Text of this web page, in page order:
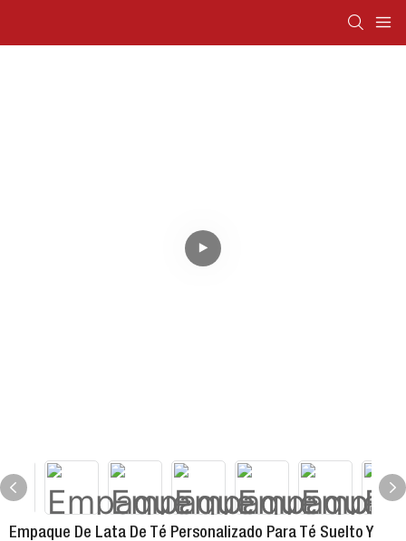
Empaque De Lata De Té Personalizado Para Té Suelto Y